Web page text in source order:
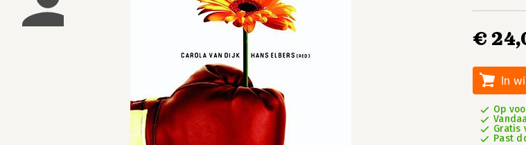
€
In
Op
Gratis
Past